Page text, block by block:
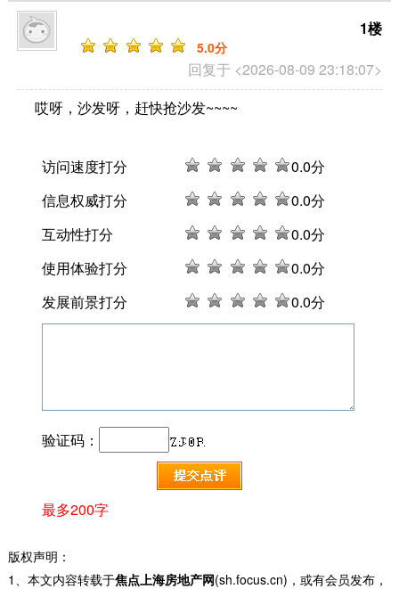
回复于 <2026-08-09 23:18:07>
1楼
5.0分
哎呀，沙发呀，赶快抢沙发~~~~
访问速度打分 0.0分
信息权威打分
0.0分
互动性打分
0.0分
使用体验打分
0.0分
发展前景打分
0.0分
验证码：
最多200字
版权声明：
1、本文内容转载于焦点上海房地产网(sh.focus.cn)，或有会员发布，